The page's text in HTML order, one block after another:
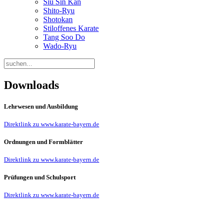
Siu Sin Kan
Shito-Ryu
Shotokan
Stiloffenes Karate
Tang Soo Do
Wado-Ryu
Downloads
Lehrwesen und Ausbildung
Direktlink zu www.karate-bayern.de
Ordnungen und Formblätter
Direktlink zu www.karate-bayern.de
Prüfungen und Schulsport
Direktlink zu www.karate-bayern.de